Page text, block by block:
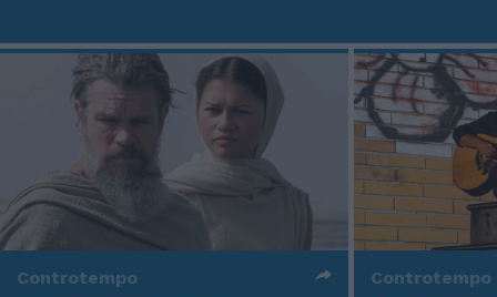
Controtempo Controtempo